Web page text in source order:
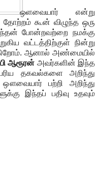
ஒளவையார் என்று
தோற்றம் கூன் விழுந்த ஒரு
போன்றவற்றை நமக்கு
வட்டத்திற்குள் நின்று
ஆனால் அண்மையில்
ஆரூரன் அவர்களின் இந்த
தகவல்களை அறிந்து
பற்றி அறிந்து
இந்தப் பதிவு உதவும்